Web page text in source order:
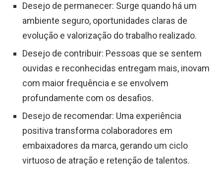
Desejo de permanecer: Surge quando há um
ambiente seguro, oportunidades claras de
evolução e valorização do trabalho realizado.
Desejo de contribuir: Pessoas que se sentem
ouvidas e reconhecidas entregam mais, inovam
com maior frequência e se envolvem
profundamente com os desafios.
Desejo de recomendar: Uma experiência
positiva transforma colaboradores em
embaixadores da marca, gerando um ciclo
virtuoso de atração e retenção de talentos.